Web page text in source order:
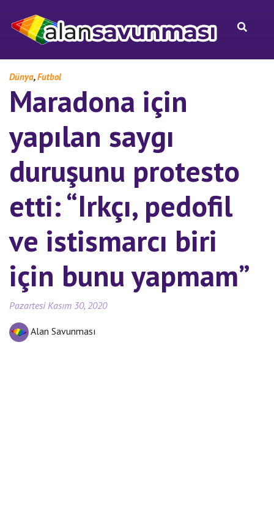
Dünya,Futbol
Maradona için
yapılan saygı
duruşunu protesto
etti: “Irkçı, pedofil
ve istismarcı biri
için bunu yapmam”
Pazartesi Kasım 30, 2020
Alan Savunması